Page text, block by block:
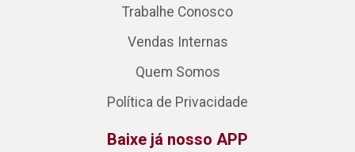
Trabalhe Conosco
Vendas Internas
Quem Somos
Política de Privacidade
Baixe já nosso APP